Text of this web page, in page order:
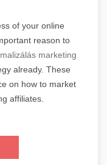
of your online
reason to
marketing
already. These
on how to market
affiliates.